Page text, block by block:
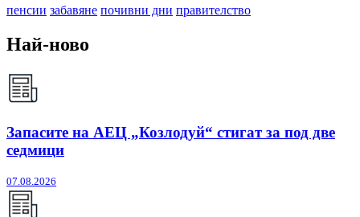
пенсии забавяне почивни дни правителство
Най-ново
Запасите на АЕЦ „Козлодуй“ стигат за под две
седмици
07.08.2026